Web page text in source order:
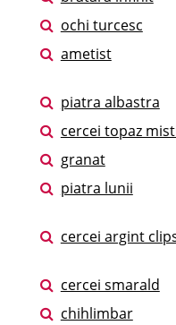
ochi turcesc
ametist
piatra albastra
cercei topaz
granat
piatra lunii
cercei argint
cercei smarald
chihlimbar